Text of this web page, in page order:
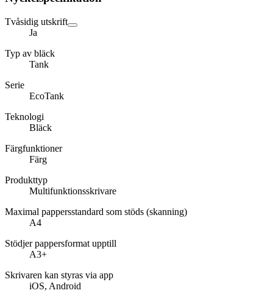
Tvåsidig utskrift
Ja
Typ av bläck
Tank
Serie
EcoTank
Teknologi
Bläck
Färgfunktioner
Färg
Produkttyp
Multifunktionsskrivare
Maximal pappersstandard som stöds (skanning)
A4
Stödjer pappersformat upptill
A3+
Skrivaren kan styras via app
iOS, Android